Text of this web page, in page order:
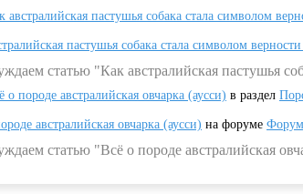
австралийская пастушья собака стала символом
пастушья собака стала символом
статью "Как австралийская пастушья
о породе австралийская овчарка (аусси) в раздел
австралийская овчарка (аусси) на форуме
статью "Всё о породе австралийская